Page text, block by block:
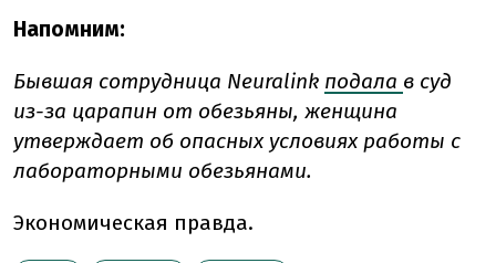
Напомним:
Бывшая сотрудница Neuralink подала в суд
из-за царапин от обезьяны, женщина
утверждает об опасных условиях работы с
лабораторными обезьянами.
Экономическая правда.